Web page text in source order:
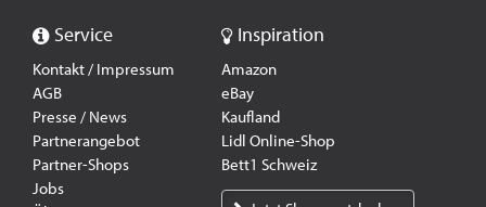
Service
Kontakt / Impressum
AGB
Presse / News
Partnerangebot
Partner-Shops
Jobs
Inspiration
Amazon
eBay
Kaufland
Lidl Online-Shop
Bett1 Schweiz